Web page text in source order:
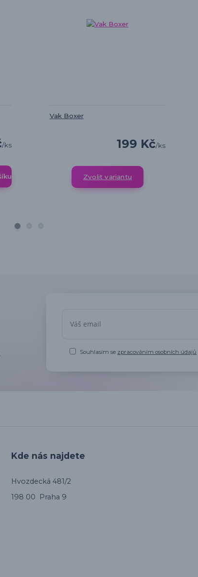
/ks
Vak Boxer
199 Kč/ks
Zvolit variantu
Souhlasím se zpracováním osobních údajů
Kde nás najdete
Hvozdecká 481/2
198 00 Praha 9